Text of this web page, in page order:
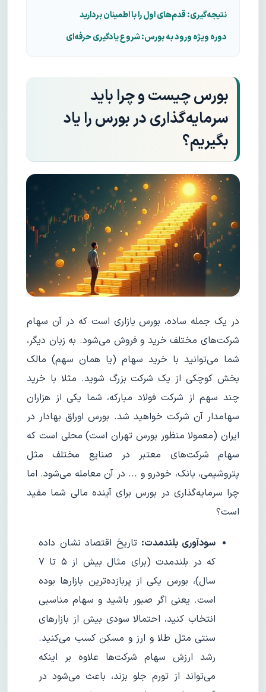
نتیجه‌گیری: قدم‌های اول را با اطمینان بردارید
دوره ویژه ورود به بورس: شروع یادگیری حرفه‌ای
بورس چیست و چرا باید
سرمایه‌گذاری در بورس را یاد
بگیریم؟
در یک جمله ساده، بورس بازاری است که در آن سهام
شرکت‌های مختلف خرید و فروش می‌شود. به زبان دیگر،
شما می‌توانید با خرید سهام (یا همان سهم) مالک
بخش کوچکی از یک شرکت بزرگ شوید. مثلا با خرید
چند سهم از شرکت فولاد مبارکه، شما یکی از هزاران
سهامدار آن شرکت خواهید شد. بورس اوراق بهادار در
ایران (معمولا منظور بورس تهران است) محلی است که
سهام شرکت‌های معتبر در صنایع مختلف مثل
پتروشیمی، بانک، خودرو و ... در آن معامله می‌شود. اما
چرا سرمایه‌گذاری در بورس برای آینده مالی شما مفید
است؟
سودآوری بلندمدت: تاریخ اقتصاد نشان داده
که در بلندمدت (برای مثال بیش از ۵ تا ۷
سال)، بورس یکی از پربازده‌ترین بازارها بوده
است. یعنی اگر صبور باشید و سهام مناسبی
انتخاب کنید، احتمالا سودی بیش از بازارهای
سنتی مثل طلا و ارز و مسکن کسب می‌کنید.
رشد ارزش سهام شرکت‌ها علاوه بر اینکه
می‌تواند از تورم جلو بزند، باعث می‌شود در